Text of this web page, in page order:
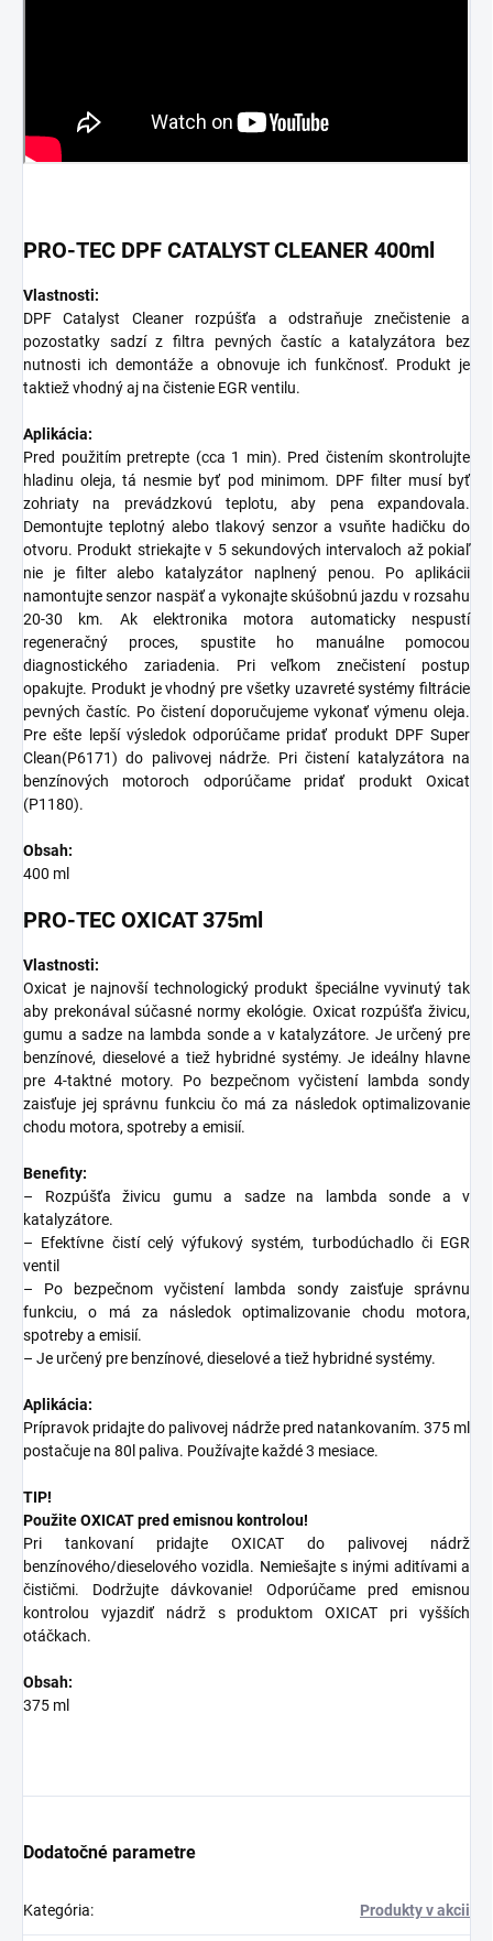
PRO-TEC DPF CATALYST CLEANER 400ml
Vlastnosti:
DPF Catalyst Cleaner rozpúšťa a odstraňuje znečistenie a
pozostatky sadzí z filtra pevných častíc a katalyzátora bez
nutnosti ich demontáže a obnovuje ich funkčnosť. Produkt je
taktiež vhodný aj na čistenie EGR ventilu.
Aplikácia:
Pred použitím pretrepte (cca 1 min). Pred čistením skontrolujte
hladinu oleja, tá nesmie byť pod minimom. DPF filter musí byť
zohriaty na prevádzkovú teplotu, aby pena expandovala.
Demontujte teplotný alebo tlakový senzor a vsuňte hadičku do
otvoru. Produkt striekajte v 5 sekundových intervaloch až pokiaľ
nie je filter alebo katalyzátor naplnený penou. Po aplikácii
namontujte senzor naspäť a vykonajte skúšobnú jazdu v rozsahu
20-30 km. Ak elektronika motora automaticky nespustí
regeneračný proces, spustite ho manuálne pomocou
diagnostického zariadenia. Pri veľkom znečistení postup
opakujte. Produkt je vhodný pre všetky uzavreté systémy filtrácie
pevných častíc. Po čistení doporučujeme vykonať výmenu oleja.
Pre ešte lepší výsledok odporúčame pridať produkt DPF Super
Clean(P6171) do palivovej nádrže. Pri čistení katalyzátora na
benzínových motoroch odporúčame pridať produkt Oxicat
(P1180).
Obsah:
400 ml
PRO-TEC OXICAT 375ml
Vlastnosti:
Oxicat je najnovší technologický produkt špeciálne vyvinutý tak
aby prekonával súčasné normy ekológie. Oxicat rozpúšťa živicu,
gumu a sadze na lambda sonde a v katalyzátore. Je určený pre
benzínové, dieselové a tiež hybridné systémy. Je ideálny hlavne
pre 4-taktné motory. Po bezpečnom vyčistení lambda sondy
zaisťuje jej správnu funkciu čo má za následok optimalizovanie
chodu motora, spotreby a emisií.
Benefity:
– Rozpúšťa živicu gumu a sadze na lambda sonde a v
katalyzátore.
– Efektívne čistí celý výfukový systém, turbodúchadlo či EGR
ventil
– Po bezpečnom vyčistení lambda sondy zaisťuje správnu
funkciu, o má za následok optimalizovanie chodu motora,
spotreby a emisií.
– Je určený pre benzínové, dieselové a tiež hybridné systémy.
Aplikácia:
Prípravok pridajte do palivovej nádrže pred natankovaním. 375 ml
postačuje na 80l paliva. Používajte každé 3 mesiace.
TIP!
Použite OXICAT pred emisnou kontrolou!
Pri tankovaní pridajte OXICAT do palivovej nádrž
benzínového/dieselového vozidla. Nemiešajte s inými aditívami a
čističmi. Dodržujte dávkovanie! Odporúčame pred emisnou
kontrolou vyjazdiť nádrž s produktom OXICAT pri vyšších
otáčkach.
Obsah:
375 ml
Dodatočné parametre
Kategória: Produkty v akcii